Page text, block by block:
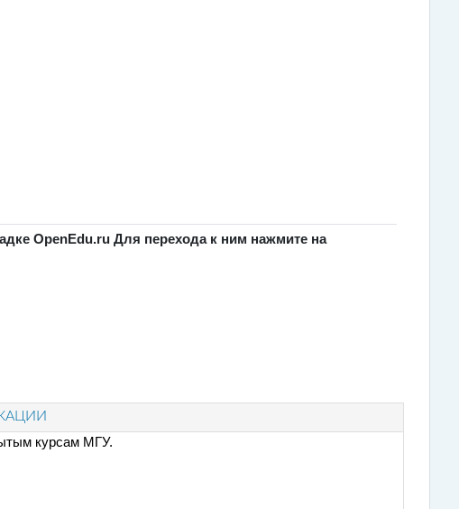
OpenEdu.ru Для перехода к ним нажмите на
курсам МГУ.